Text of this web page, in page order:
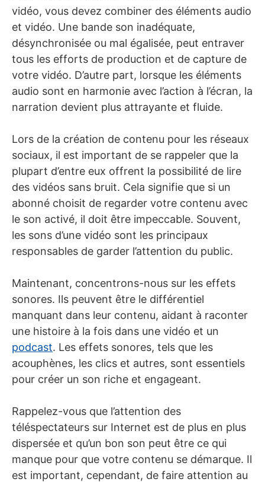
vidéo, vous devez combiner des éléments audio
et vidéo. Une bande son inadéquate,
désynchronisée ou mal égalisée, peut entraver
tous les efforts de production et de capture de
votre vidéo. D’autre part, lorsque les éléments
audio sont en harmonie avec l’action à l’écran, la
narration devient plus attrayante et fluide.
Lors de la création de contenu pour les réseaux
sociaux, il est important de se rappeler que la
plupart d’entre eux offrent la possibilité de lire
des vidéos sans bruit. Cela signifie que si un
abonné choisit de regarder votre contenu avec
le son activé, il doit être impeccable. Souvent,
les sons d’une vidéo sont les principaux
responsables de garder l’attention du public.
Maintenant, concentrons-nous sur les effets
sonores. Ils peuvent être le différentiel
manquant dans leur contenu, aidant à raconter
une histoire à la fois dans une vidéo et un
podcast. Les effets sonores, tels que les
acouphènes, les clics et autres, sont essentiels
pour créer un son riche et engageant.
Rappelez-vous que l’attention des
téléspectateurs sur Internet est de plus en plus
dispersée et qu’un bon son peut être ce qui
manque pour que votre contenu se démarque. Il
est important, cependant, de faire attention au